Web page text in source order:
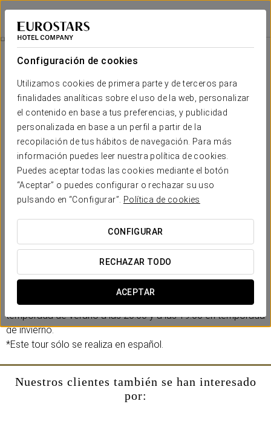
Configuración de cookies
Utilizamos cookies de primera parte y de terceros para
finalidades analíticas sobre el uso de la web, personalizar
el contenido en base a tus preferencias, y publicidad
personalizada en base a un perfil a partir de la
recopilación de tus hábitos de navegación. Para más
información puedes leer nuestra política de cookies.
Puedes aceptar todas las cookies mediante el botón
“Aceptar” o puedes configurar o rechazar su uso
pulsando en “Configurar”.
Política de cookies
CONFIGURAR
RECHAZAR TODO
ACEPTAR
Eurostars Toledo
TOLEDO
Toledo De Leyenda Y Misterio
12 € por persona
Toledo de leyenda y misterio
Ruta para conocer Toledo por la noche. En ella hablamos de
brujas, hechiceras, inquisición, leyendas de Bécquer,
curiosidades... Paseamos por la zona más desconocida de
Toledo, la zona conventual y palaciega.
*Horario: todos los días excepto miércoles y domingo, en
temporada de verano a las 20:00 y a las 19:00 en temporada
de invierno.
*Este tour sólo se realiza en español.
Nuestros clientes también se han interesado
por: